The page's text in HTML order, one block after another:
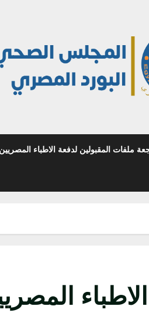
المقبولين لدفعة الاطباء المصريين